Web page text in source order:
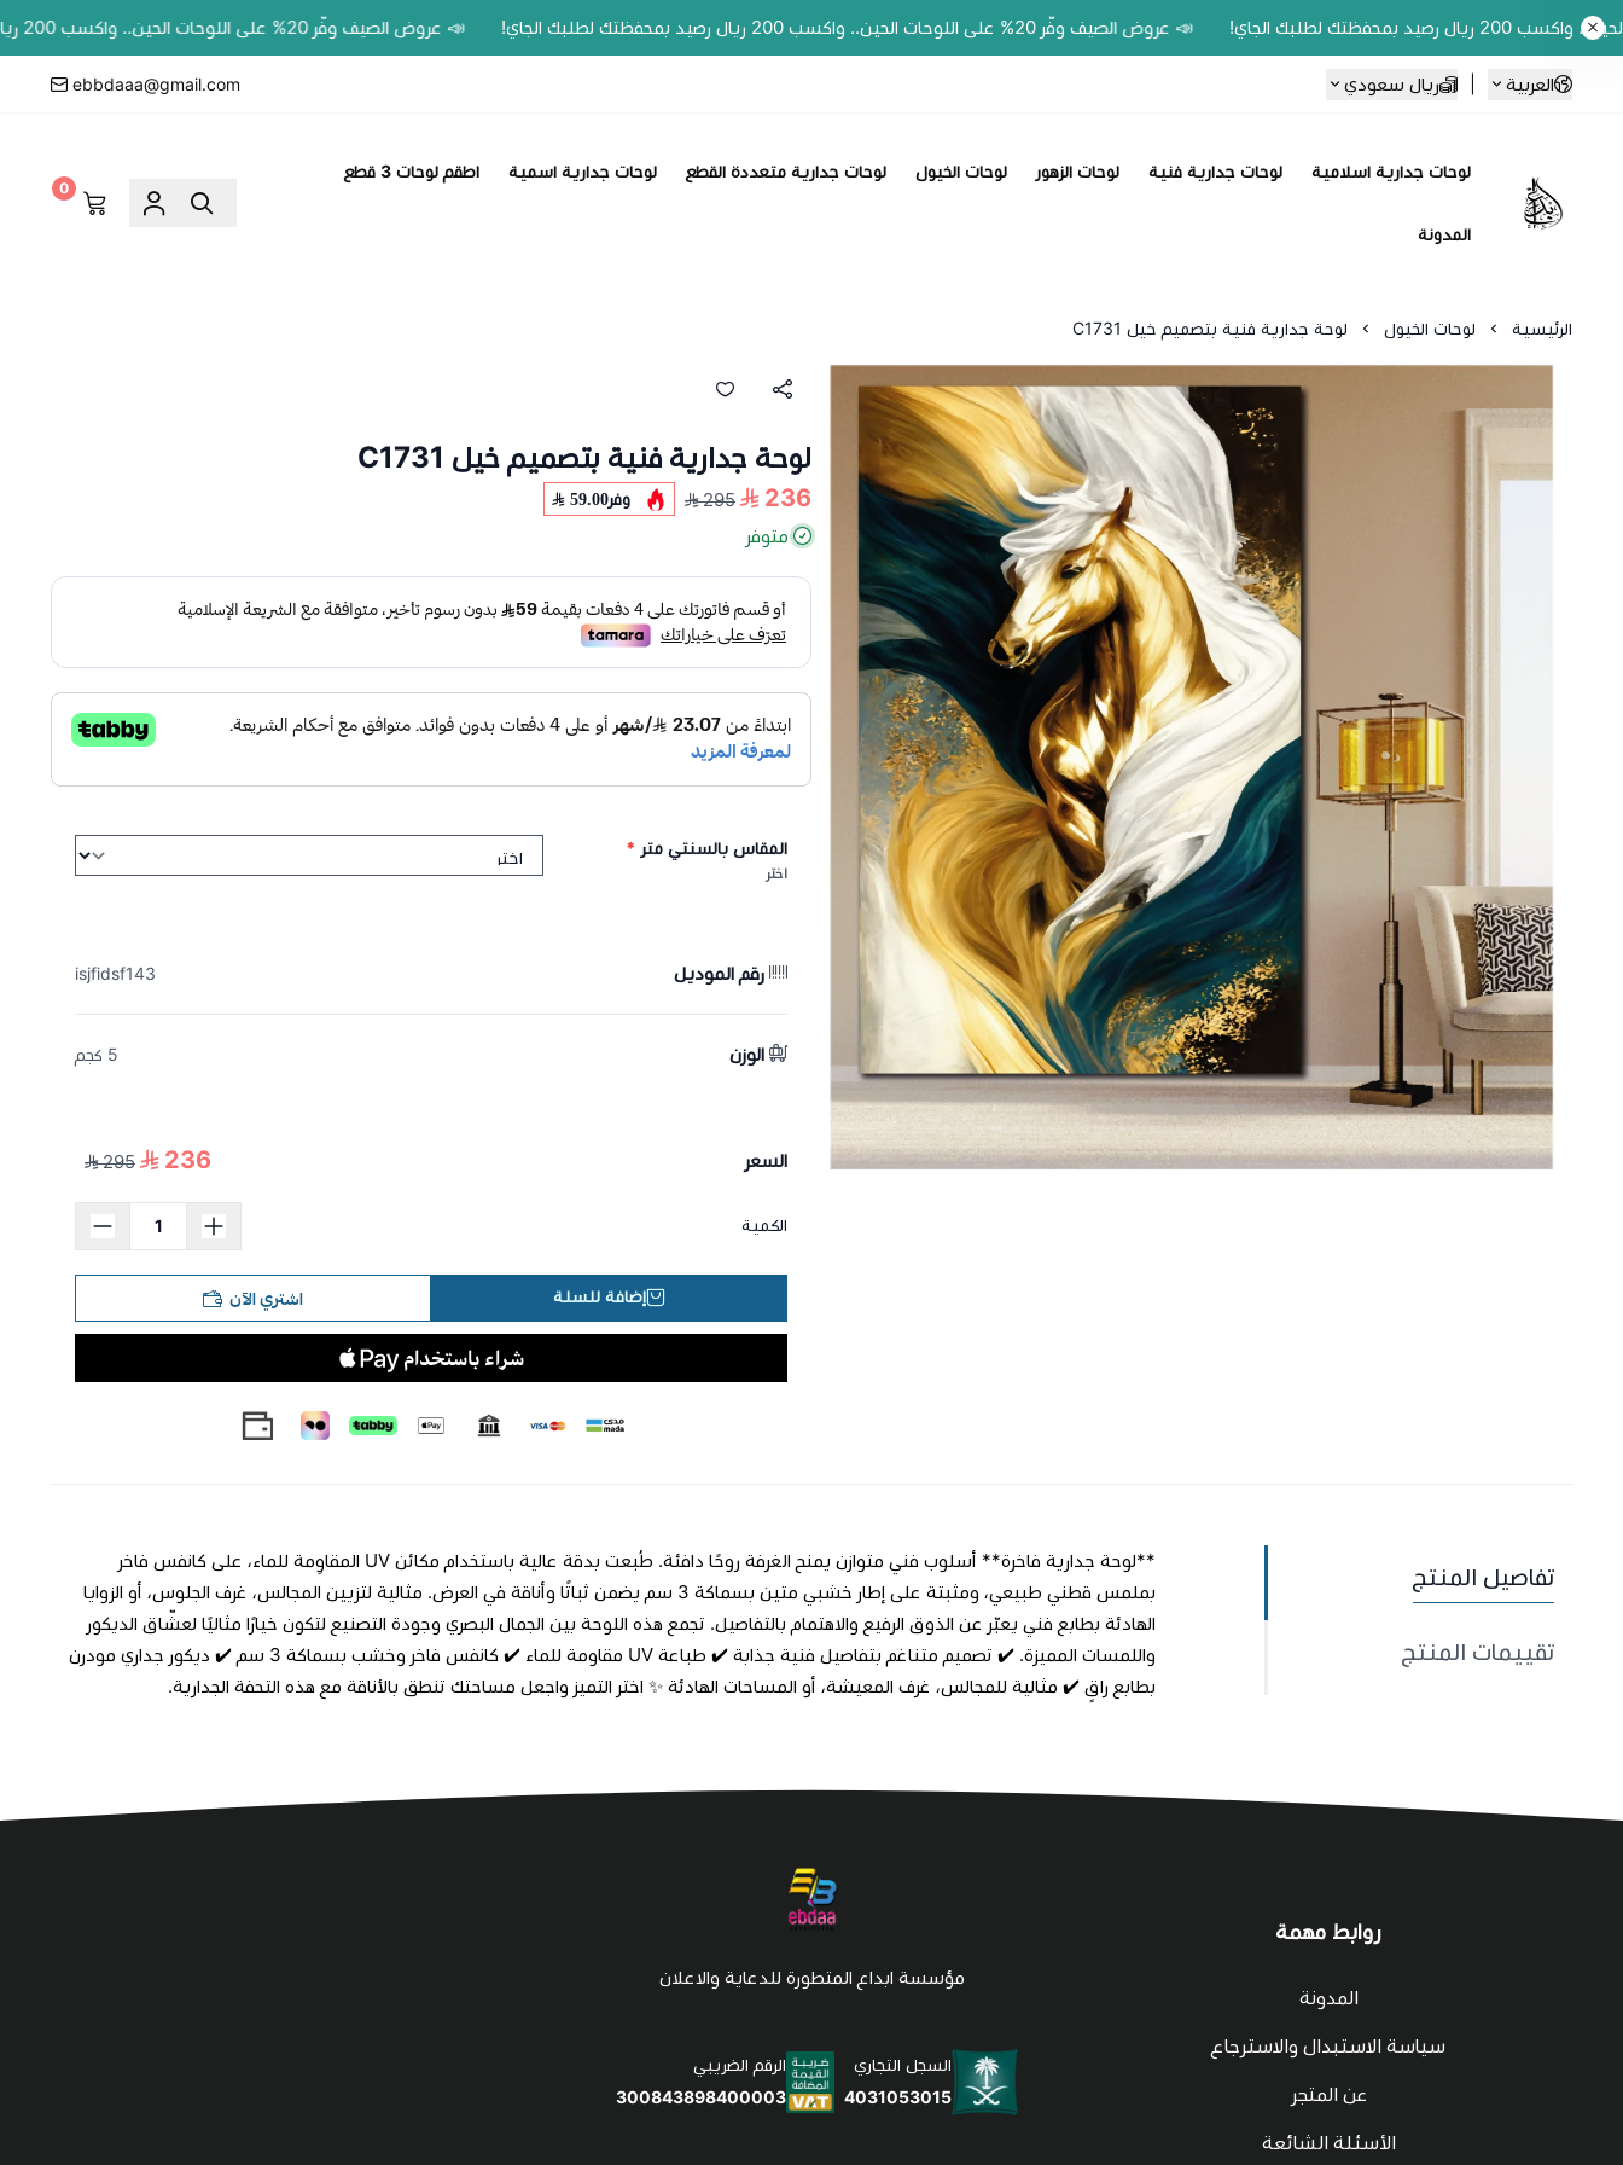
📣 عروض الصيف وفّر 20% على اللوحات الحين.. واكسب 200 ريال رصيد بمحفظتك لطلبك الجاي! 📣 عروض الصيف وفّر 20% على اللوحات الحين.. واكسب 200 ريال رصيد بمحفظتك لطلبك الجاي!
العربية ريال سعودي ebbdaaa@gmail.com
Ebbdaa art
لوحات جدارية اسلامية لوحات جدارية فنية لوحات الزهور لوحات الخيول لوحات جدارية متعددة القطع لوحات جدارية اسمية اطقم لوحات 3 قطع
المدونة
0
الرئيسية لوحات الخيول لوحة جدارية فنية بتصميم خيل C1731
لوحة جدارية فنية بتصميم خيل C1731
236
295 وفر59.00
متوفر
المقاس بالسنتي متر *
اختر
رقم الموديل isjfidsf143
الوزن 5 كجم
السعر 236
295
الكمية
إضافة للسلة اشتري الآن
تفاصيل المنتج
تقييمات المنتج
**لوحة جدارية فاخرة** أسلوب فني متوازن يمنح الغرفة روحًا دافئة. طُبعت بدقة عالية باستخدام مكائن UV المقاوِمة للماء، على كانفس فاخر
بملمس قطني طبيعي، ومثبتة على إطار خشبي متين بسماكة 3 سم يضمن ثباتًا وأناقة في العرض. مثالية لتزيين المجالس، غرف الجلوس، أو الزوايا
الهادئة بطابع فني يعبّر عن الذوق الرفيع والاهتمام بالتفاصيل. تجمع هذه اللوحة بين الجمال البصري وجودة التصنيع لتكون خيارًا مثاليًا لعشّاق الديكور
واللمسات المميزة. ✔️ تصميم متناغم بتفاصيل فنية جذابة ✔️ طباعة UV مقاومة للماء ✔️ كانفس فاخر وخشب بسماكة 3 سم ✔️ ديكور جداري مودرن
بطابع راقٍ ✔️ مثالية للمجالس، غرف المعيشة، أو المساحات الهادئة ✨ اختر التميز واجعل مساحتك تنطق بالأناقة مع هذه التحفة الجدارية.
روابط مهمة
المدونة
سياسة الاستبدال والاسترجاع
عن المتجر
الأسئلة الشائعة
مؤسسة ابداع المتطورة للدعاية والاعلان
السجل التجاري
4031053015
الرقم الضريبي
300843898400003